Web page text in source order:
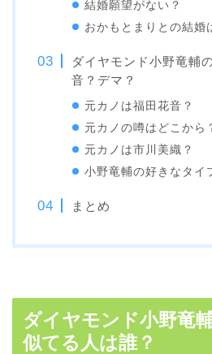
結婚願望がない？
おかもとまりとの結婚
ダイヤモンド小野竜輔
音？デマ？
元カノは福田花音？
元カノの噂はどこから
元カノは市川美織？
小野竜輔の好きなタイ
まとめ
ダイヤモンド小野竜
似てる人は誰？